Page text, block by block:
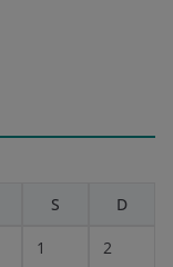
S D
1 2